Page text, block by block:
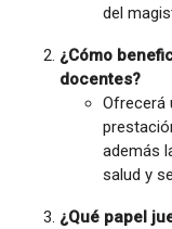
del
¿Cómo
docentes?
Ofrecerá
además
salud y
¿Qué papel